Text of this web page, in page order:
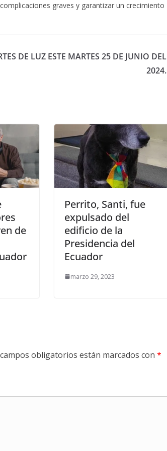
graves y garantizar un crecimiento
DE LUZ ESTE MARTES 25 DE JUNIO DEL
2024.
de
Perrito, Santi, fue
expulsado del
edificio de la
Presidencia del
Ecuador
marzo 29, 2023
obligatorios están marcados con *